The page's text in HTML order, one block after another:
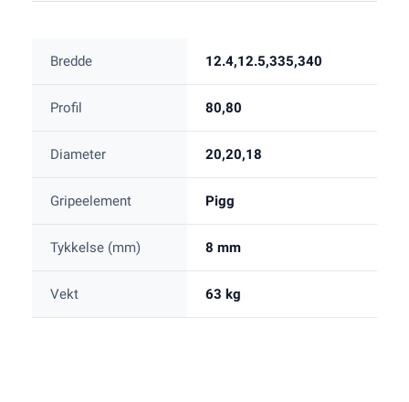
Bredde 12.4,12.5,335,340
Profil 80,80
Diameter 20,20,18
Gripeelement Pigg
Tykkelse (mm) 8 mm
Vekt 63 kg